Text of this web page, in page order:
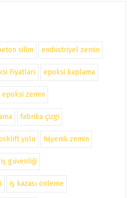
silim endüstriyel zemin
Fiyatları epoksi kaplama
epoksi zemin
fabrika çizgi
yolu hijyenik zemin
iş güvenliği
iş kazası önleme